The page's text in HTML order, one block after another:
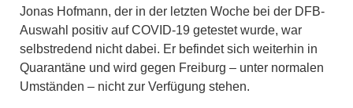
Jonas Hofmann, der in der letzten Woche bei der DFB-
Auswahl positiv auf COVID-19 getestet wurde, war
selbstredend nicht dabei. Er befindet sich weiterhin in
Quarantäne und wird gegen Freiburg – unter normalen
Umständen – nicht zur Verfügung stehen.